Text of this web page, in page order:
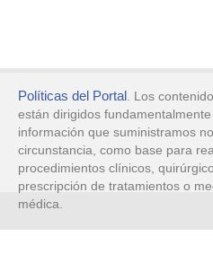
Políticas del Portal. Los
están dirigidos
información que suministramos
circunstancia, como base para
procedimientos clínicos,
prescripción de tratamientos o
médica.